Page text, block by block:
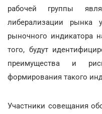
рабочей группы
либерализации рынка
рыночного индикатора
того, будут
преимущества и
формирования такого
Участники совещания